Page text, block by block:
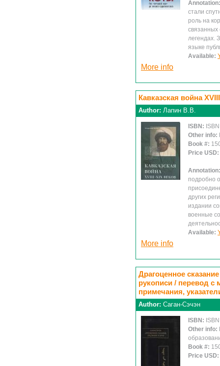
стали
роль на
связанных
легендах.
языке
Available:
More info
Кавказская война
Author: Лапин В.В.
ISBN:
Other info:
Book #:
Price USD:
подробно
других
издании
военные
Available:
More info
Драгоценное
рукописи / перевод с
примечания,
Author: Саган-Сэчэн
ISBN:
Other info:
Book #:
Price USD: